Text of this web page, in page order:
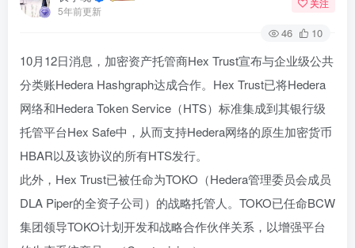
5年前更新
46 10
10月12日消息，加密资产托管商Hex Trust宣布与企业级公共
分类账Hedera Hashgraph达成合作。Hex Trust已将Hedera
网络和Hedera Token Service（HTS）标准集成到其银行级
托管平台Hex Safe中，从而支持Hedera网络的原生加密货币
HBAR以及该协议的所有HTS发行。
此外，Hex Trust已被任命为TOKO（Hedera管理委员会成员
DLA Piper的全资子公司）的战略托管人。TOKO已任命BCW
集团领导TOKO计划开发和战略合作伙伴关系，以增强平台